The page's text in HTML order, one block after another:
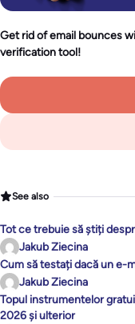
Get rid of email bounces
verification tool!
See also
Tot ce trebuie să știți
Jakub Ziecina
Cum să testați dacă un e-
Jakub Ziecina
Topul instrumentelor
2026 și ulterior